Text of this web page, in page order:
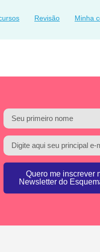
Revisão Minha
Quero me inscrever
Newsletter do